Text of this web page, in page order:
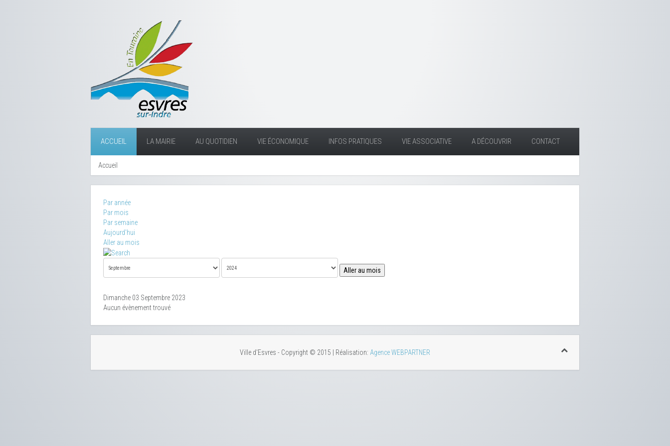
ACCUEIL LA MAIRIE AU QUOTIDIEN VIE ÉCONOMIQUE INFOS PRATIQUES VIE ASSOCIATIVE A DÉCOUVRIR CONTACT
Accueil
Par année
Par mois
Par semaine
Aujourd'hui
Aller au mois
Aller au mois
Dimanche 03 Septembre 2023
Aucun évènement trouvé
Ville d'Esvres - Copyright © 2015 | Réalisation: Agence WEBPARTNER